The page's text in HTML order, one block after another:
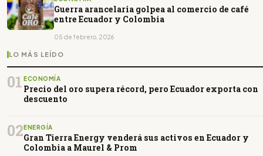
Guerra arancelaria golpea al comercio de café
entre Ecuador y Colombia
05 de febrero, 2026
LO MÁS LEÍDO
01 ECONOMÍA
Precio del oro supera récord, pero Ecuador exporta con
descuento
02ENERGÍA
Gran Tierra Energy venderá sus activos en Ecuador y
Colombia a Maurel & Prom